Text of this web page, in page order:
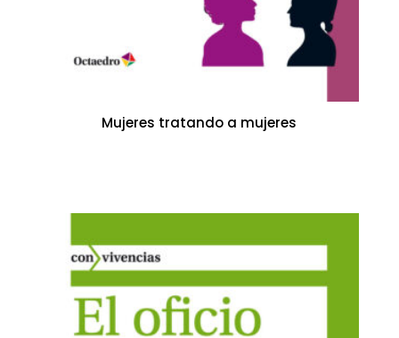
Mujeres tratando a mujeres